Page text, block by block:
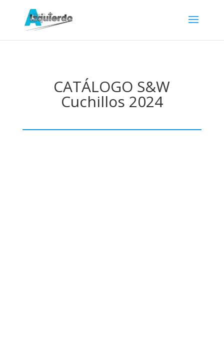
CATÁLOGO S&W
Cuchillos 2024